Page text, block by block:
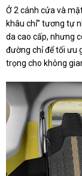
Ở 2 cánh cửa và
khâu chỉ” tương tự
da cao cấp, nhưng
đường chỉ để tối ưu
trọng cho không